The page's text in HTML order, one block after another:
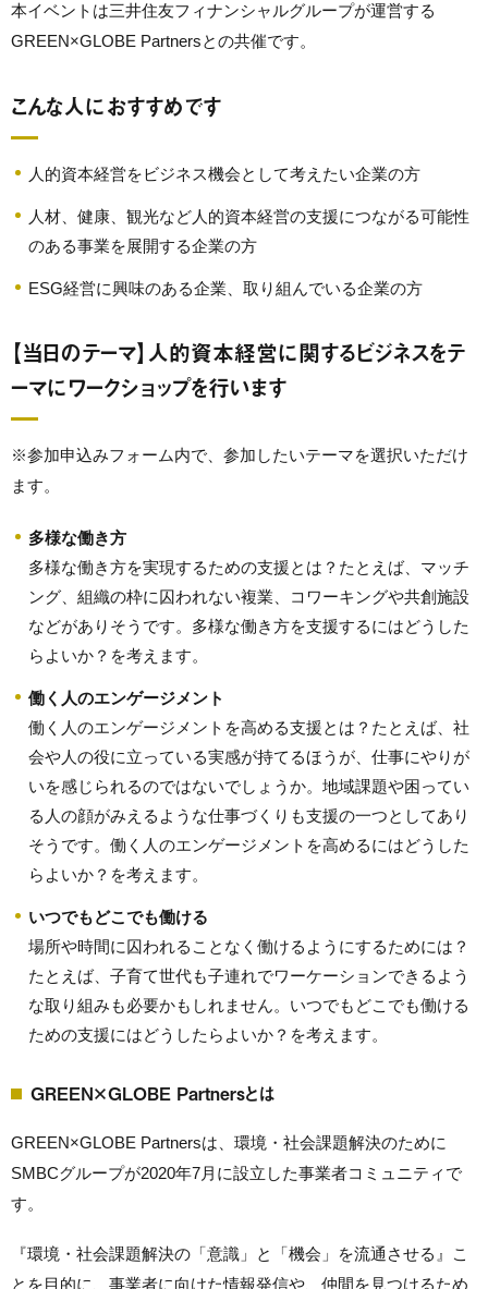
本イベントは三井住友フィナンシャルグループが運営する
GREEN×GLOBE Partnersとの共催です。
こんな人におすすめです
人的資本経営をビジネス機会として考えたい企業の方
人材、健康、観光など人的資本経営の支援につながる可能性
のある事業を展開する企業の方
ESG経営に興味のある企業、取り組んでいる企業の方
【当日のテーマ】人的資本経営に関するビジネスをテ
ーマにワークショップを行います
※参加申込みフォーム内で、参加したいテーマを選択いただけ
ます。
多様な働き方
多様な働き方を実現するための支援とは？たとえば、マッチ
ング、組織の枠に囚われない複業、コワーキングや共創施設
などがありそうです。多様な働き方を支援するにはどうした
らよいか？を考えます。
働く人のエンゲージメント
働く人のエンゲージメントを高める支援とは？たとえば、社
会や人の役に立っている実感が持てるほうが、仕事にやりが
いを感じられるのではないでしょうか。地域課題や困ってい
る人の顔がみえるような仕事づくりも支援の一つとしてあり
そうです。働く人のエンゲージメントを高めるにはどうした
らよいか？を考えます。
いつでもどこでも働ける
場所や時間に囚われることなく働けるようにするためには？
たとえば、子育て世代も子連れでワーケーションできるよう
な取り組みも必要かもしれません。いつでもどこでも働ける
ための支援にはどうしたらよいか？を考えます。
GREEN×GLOBE Partnersとは
GREEN×GLOBE Partnersは、環境・社会課題解決のために
SMBCグループが2020年7月に設立した事業者コミュニティで
す。
『環境・社会課題解決の「意識」と「機会」を流通させる』こ
とを目的に、事業者に向けた情報発信や、仲間を見つけるため